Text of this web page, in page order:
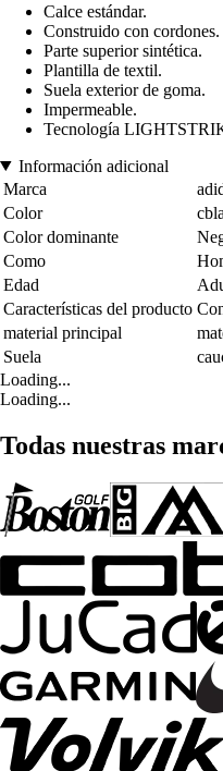
Calce estándar.
Construido con cordones.
Parte superior sintética.
Plantilla de textil.
Suela exterior de goma.
Impermeable.
Tecnología
Información adicional
Marca
Color
Color dominante
Como
Edad
Características del producto
material principal
Suela
Loading...
Loading...
Todas nuestras